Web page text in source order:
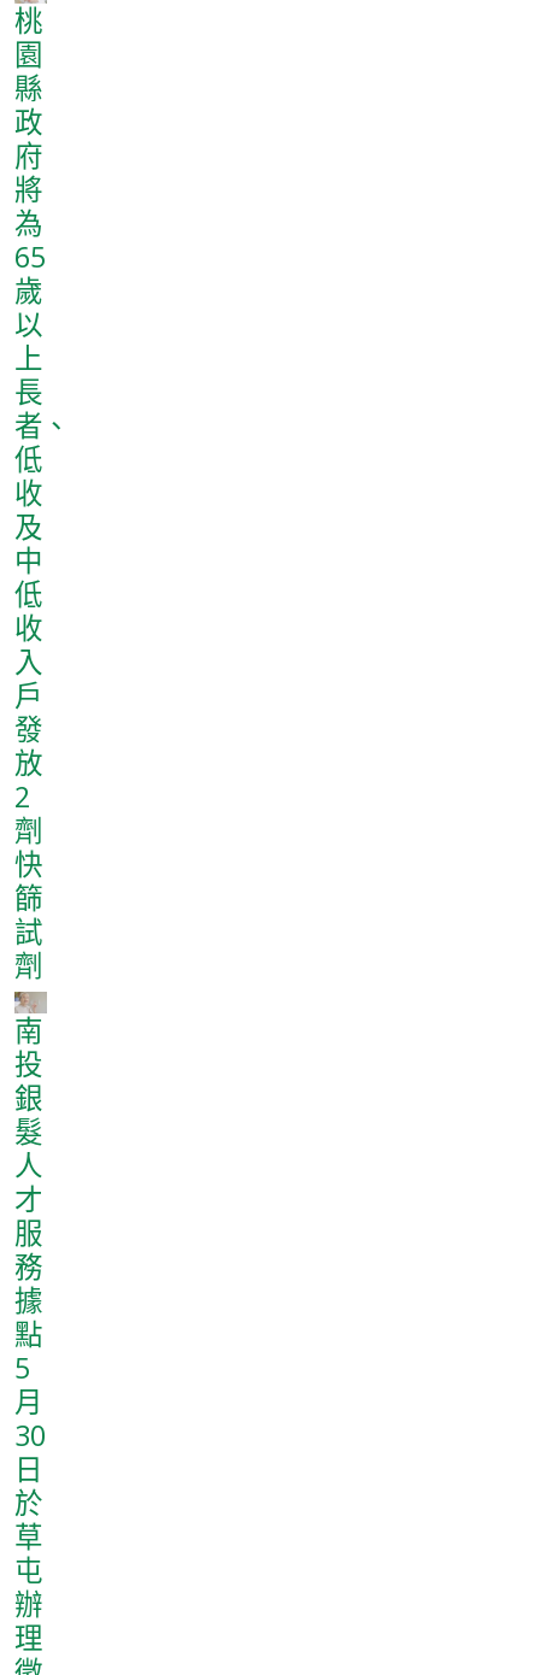
桃
園
縣
政
府
將
為
65
歲
以
上
長
者、
低
收
及
中
低
收
入
戶
發
放
2
劑
快
篩
試
劑
南
投
銀
髮
人
才
服
務
據
點
5
月
30
日
於
草
屯
辦
理